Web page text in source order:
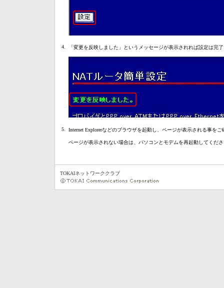
4. 「変更を反映しました」というメッセージが表示されれば設定は完
5. Internet Explorerなどのブラウザを起動し、ページが表示される事を
ページが表示されない場合は、パソコンとモデムを再起動してくだ
TOKAIネットワーククラブ